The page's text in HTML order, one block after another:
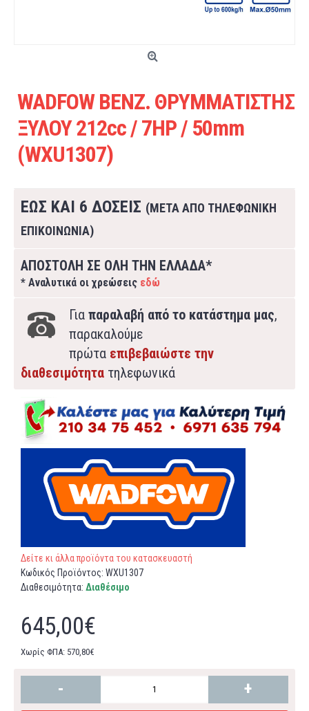
WADFOW ΒΕΝΖ. ΘΡΥΜΜΑΤΙΣΤΗΣ
ΞΥΛΟΥ 212cc / 7ΗΡ / 50mm
(WXU1307)
ΕΩΣ ΚΑΙ 6 ΔΟΣΕΙΣ (ΜΕΤΑ ΑΠΟ ΤΗΛΕΦΩΝΙΚΗ
ΕΠΙΚΟΙΝΩΝΙΑ)
ΑΠΟΣΤΟΛΗ ΣΕ ΟΛΗ ΤΗΝ ΕΛΛΑΔΑ*
* Αναλυτικά οι χρεώσεις εδώ
Για παραλαβή από το κατάστημα μας,
παρακαλούμε
πρώτα επιβεβαιώστε την
διαθεσιμότητα τηλεφωνικά
Δείτε κι άλλα προϊόντα του κατασκευαστή
Κωδικός Προϊόντος: WXU1307
Διαθεσιμότητα: Διαθέσιμο
645,00€
Χωρίς ΦΠΑ: 570,80€
- +